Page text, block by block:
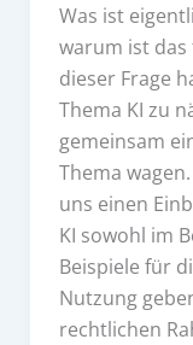
Was ist
warum ist das
dieser Frage
Thema KI zu
gemeinsam
Thema
uns einen
KI sowohl im
Beispiele für
Nutzung
rechtlichen